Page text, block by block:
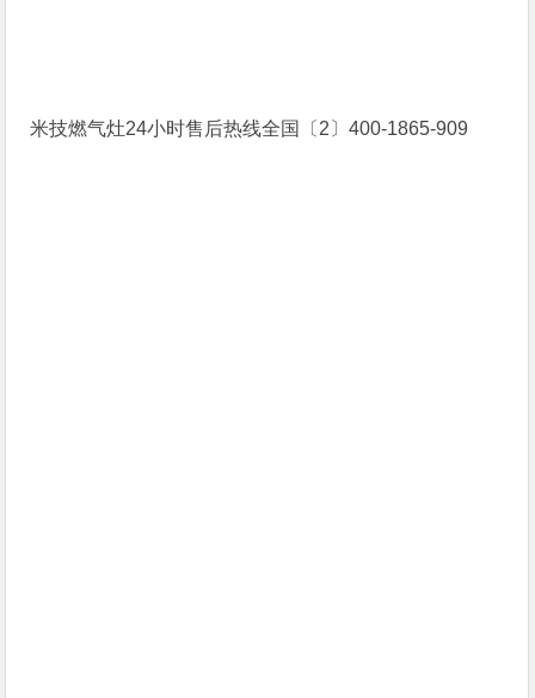
米技燃气灶24小时售后热线全国〔2〕400-1865-909